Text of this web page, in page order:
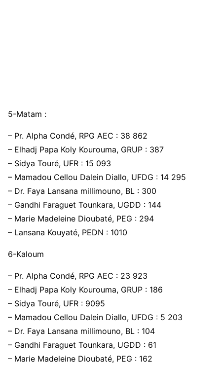
5-Matam :
– Pr. Alpha Condé, RPG AEC : 38 862
– Elhadj Papa Koly Kourouma, GRUP : 387
– Sidya Touré, UFR : 15 093
– Mamadou Cellou Dalein Diallo, UFDG : 14 295
– Dr. Faya Lansana millimouno, BL : 300
– Gandhi Faraguet Tounkara, UGDD : 144
– Marie Madeleine Dioubaté, PEG : 294
– Lansana Kouyaté, PEDN : 1010
6-Kaloum
– Pr. Alpha Condé, RPG AEC : 23 923
– Elhadj Papa Koly Kourouma, GRUP : 186
– Sidya Touré, UFR : 9095
– Mamadou Cellou Dalein Diallo, UFDG : 5 203
– Dr. Faya Lansana millimouno, BL : 104
– Gandhi Faraguet Tounkara, UGDD : 61
– Marie Madeleine Dioubaté, PEG : 162